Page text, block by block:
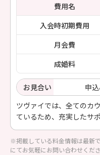
費用名
入会時初期費用
月会費
成婚料
お見合い 申
ツヴァイでは、全てのカ
ているため、充実したサ
※掲載している料金情報は最新
にてお気軽にお問い合わせくださ